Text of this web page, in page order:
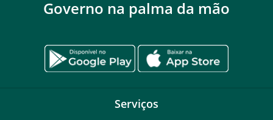
Governo na palma da mão
Serviços